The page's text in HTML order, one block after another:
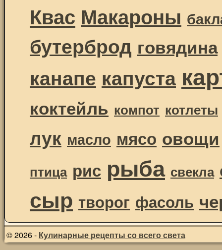
Квас Макароны
бутерброд говядина
канапе капуста
коктейль компот котлеты
лук масло мясо овощи
птица рис рыба свекла
сыр творог фасоль
© 2026 - Кулинарные рецепты со всего света